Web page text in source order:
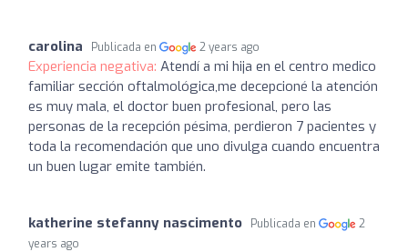
carolina Publicada en 2 years ago
Experiencia negativa: Atendí a mi hija en el centro medico
familiar sección oftalmológica,me decepcioné la atención
es muy mala, el doctor buen profesional, pero las
personas de la recepción pésima, perdieron 7 pacientes y
toda la recomendación que uno divulga cuando encuentra
un buen lugar emite también.
katherine stefanny nascimento Publicada en
2
years ago